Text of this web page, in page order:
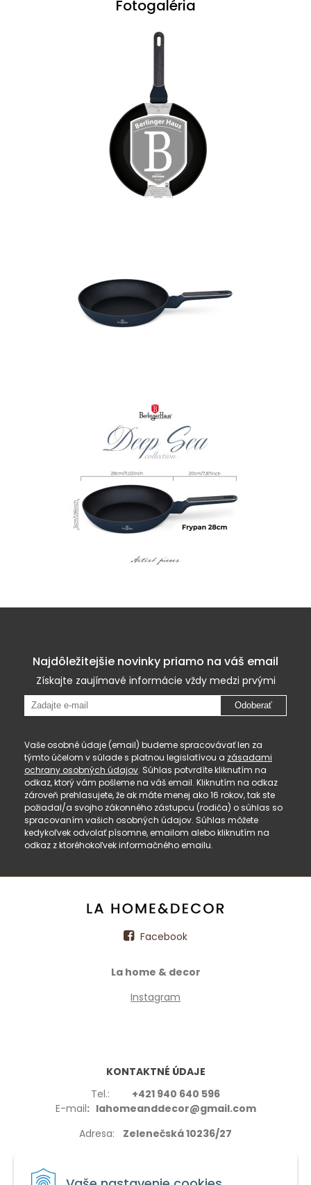
Fotogaléria
Najdôležitejšie novinky priamo na váš email
Získajte zaujímavé informácie vždy medzi prvými
Odoberať
Vaše osobné údaje (email) budeme spracovávať len za
týmto účelom v súlade s platnou legislatívou a zásadami
ochrany osobných údajov. Súhlas potvrdíte kliknutím na
odkaz, ktorý vám pošleme na váš email. Kliknutím na odkaz
zároveň prehlasujete, že ak máte menej ako 16 rokov, tak ste
požiadal/a svojho zákonného zástupcu (rodiča) o súhlas so
spracovaním vašich osobných údajov. Súhlas môžete
kedykoľvek odvolať písomne, emailom alebo kliknutím na
odkaz z ktoréhokoľvek informačného emailu.
Facebook
La home & decor
Instagram
KONTAKTNÉ ÚDAJE
Tel.: +421 940 640 596
E-mail: lahomeanddecor@gmail.com
Adresa: Zelenečská 10236/27